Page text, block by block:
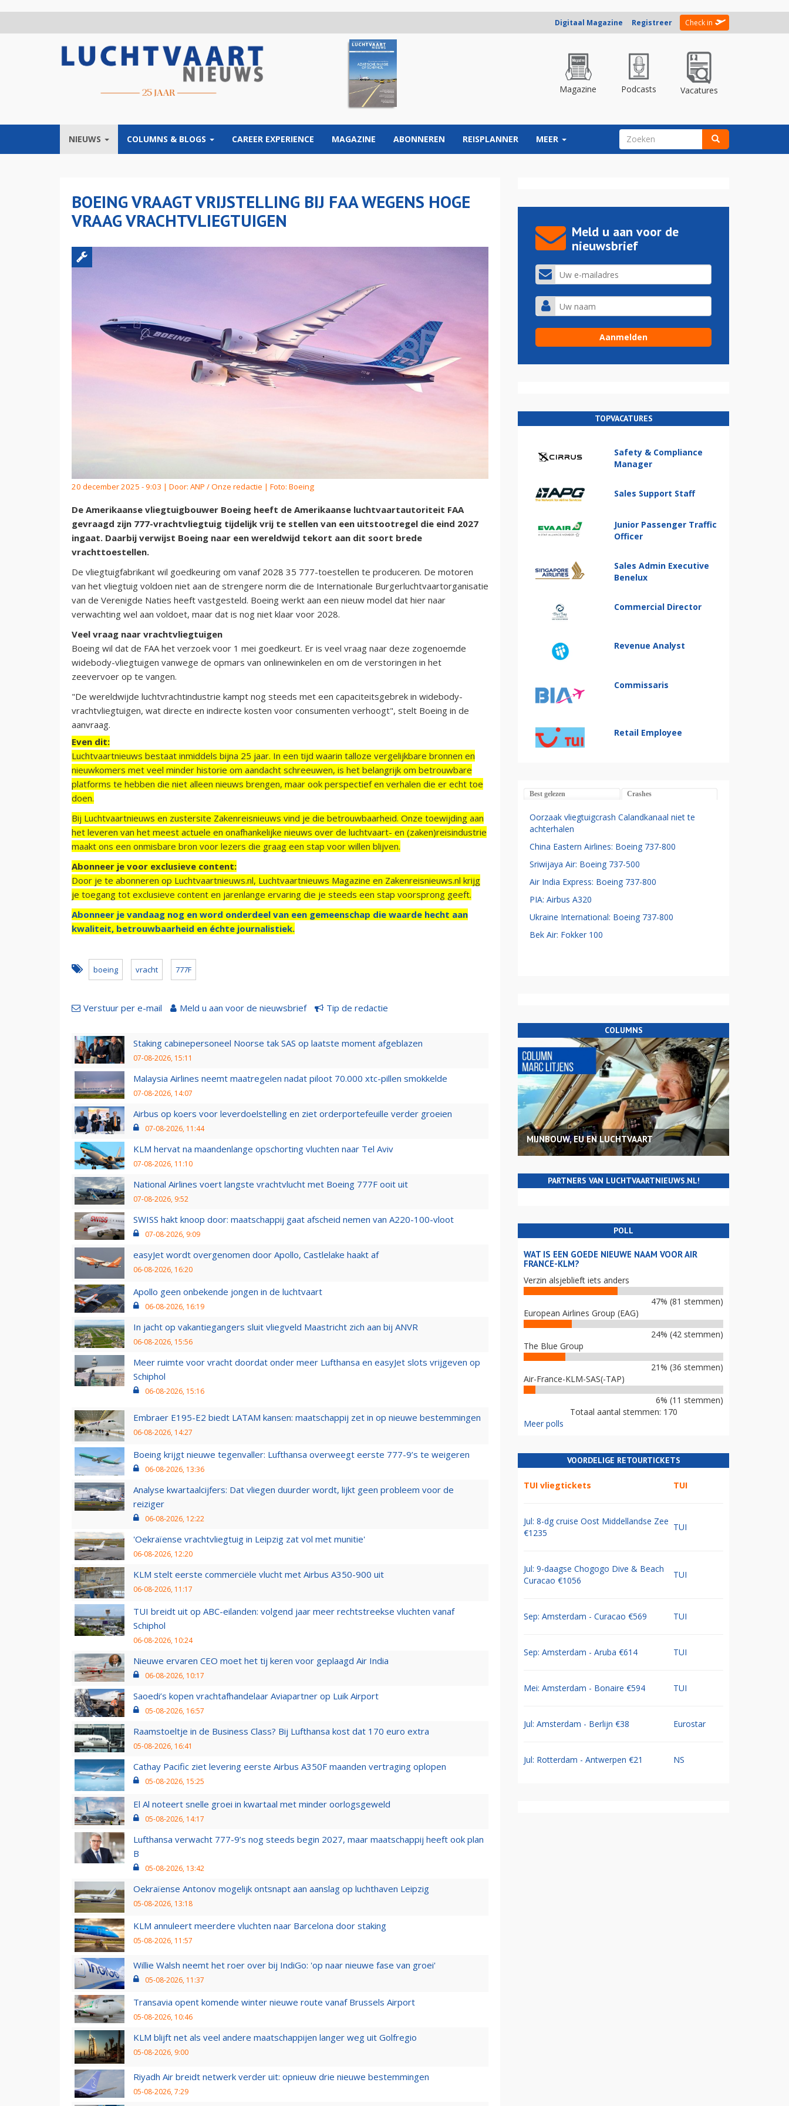
Digitaal Magazine Registreer Check in
Magazine Podcasts Vacatures
NIEUWS COLUMNS & BLOGS CAREER EXPERIENCE MAGAZINE ABONNEREN REISPLANNER MEER ZOEKVELD
BOEING VRAAGT VRIJSTELLING BIJ FAA WEGENS HOGE
VRAAG VRACHTVLIEGTUIGEN
20 december 2025 - 9:03 | Door: ANP / Onze redactie | Foto: Boeing
De Amerikaanse vliegtuigbouwer Boeing heeft de Amerikaanse luchtvaartautoriteit FAA
gevraagd zijn 777-vrachtvliegtuig tijdelijk vrij te stellen van een uitstootregel die eind 2027
ingaat. Daarbij verwijst Boeing naar een wereldwijd tekort aan dit soort brede
vrachttoestellen.
De vliegtuigfabrikant wil goedkeuring om vanaf 2028 35 777-toestellen te produceren. De motoren
van het vliegtuig voldoen niet aan de strengere norm die de Internationale Burgerluchtvaartorganisatie
van de Verenigde Naties heeft vastgesteld. Boeing werkt aan een nieuw model dat hier naar
verwachting wel aan voldoet, maar dat is nog niet klaar voor 2028.
Veel vraag naar vrachtvliegtuigen
Boeing wil dat de FAA het verzoek voor 1 mei goedkeurt. Er is veel vraag naar deze zogenoemde
widebody-vliegtuigen vanwege de opmars van onlinewinkelen en om de verstoringen in het
zeevervoer op te vangen.
"De wereldwijde luchtvrachtindustrie kampt nog steeds met een capaciteitsgebrek in widebody-
vrachtvliegtuigen, wat directe en indirecte kosten voor consumenten verhoogt", stelt Boeing in de
aanvraag.
Even dit:
Luchtvaartnieuws bestaat inmiddels bijna 25 jaar. In een tijd waarin talloze vergelijkbare bronnen en
nieuwkomers met veel minder historie om aandacht schreeuwen, is het belangrijk om betrouwbare
platforms te hebben die niet alleen nieuws brengen, maar ook perspectief en verhalen die er echt toe
doen.
Bij Luchtvaartnieuws en zustersite Zakenreisnieuws vind je die betrouwbaarheid. Onze toewijding aan
het leveren van het meest actuele en onafhankelijke nieuws over de luchtvaart- en (zaken)reisindustrie
maakt ons een onmisbare bron voor lezers die graag een stap voor willen blijven.
Abonneer je voor exclusieve content:
Door je te abonneren op Luchtvaartnieuws.nl, Luchtvaartnieuws Magazine en Zakenreisnieuws.nl krijg
je toegang tot exclusieve content en jarenlange ervaring die je steeds een stap voorsprong geeft.
Abonneer je vandaag nog en word onderdeel van een gemeenschap die waarde hecht aan
kwaliteit, betrouwbaarheid en échte journalistiek.
boeing vracht 777F
Verstuur per e-mail Meld u aan voor de nieuwsbrief Tip de redactie
Staking cabinepersoneel Noorse tak SAS op laatste moment afgeblazen
07-08-2026, 15:11
Malaysia Airlines neemt maatregelen nadat piloot 70.000 xtc-pillen smokkelde
07-08-2026, 14:07
Airbus op koers voor leverdoelstelling en ziet orderportefeuille verder groeien
07-08-2026, 11:44
KLM hervat na maandenlange opschorting vluchten naar Tel Aviv
07-08-2026, 11:10
National Airlines voert langste vrachtvlucht met Boeing 777F ooit uit
07-08-2026, 9:52
SWISS hakt knoop door: maatschappij gaat afscheid nemen van A220-100-vloot
07-08-2026, 9:09
easyJet wordt overgenomen door Apollo, Castlelake haakt af
06-08-2026, 16:20
Apollo geen onbekende jongen in de luchtvaart
06-08-2026, 16:19
In jacht op vakantiegangers sluit vliegveld Maastricht zich aan bij ANVR
06-08-2026, 15:56
Meer ruimte voor vracht doordat onder meer Lufthansa en easyJet slots vrijgeven op
Schiphol
06-08-2026, 15:16
Embraer E195-E2 biedt LATAM kansen: maatschappij zet in op nieuwe bestemmingen
06-08-2026, 14:27
Boeing krijgt nieuwe tegenvaller: Lufthansa overweegt eerste 777-9’s te weigeren
06-08-2026, 13:36
Analyse kwartaalcijfers: Dat vliegen duurder wordt, lijkt geen probleem voor de
reiziger
06-08-2026, 12:22
'Oekraïense vrachtvliegtuig in Leipzig zat vol met munitie'
06-08-2026, 12:20
KLM stelt eerste commerciële vlucht met Airbus A350-900 uit
06-08-2026, 11:17
TUI breidt uit op ABC-eilanden: volgend jaar meer rechtstreekse vluchten vanaf
Schiphol
06-08-2026, 10:24
Nieuwe ervaren CEO moet het tij keren voor geplaagd Air India
06-08-2026, 10:17
Saoedi’s kopen vrachtafhandelaar Aviapartner op Luik Airport
05-08-2026, 16:57
Raamstoeltje in de Business Class? Bij Lufthansa kost dat 170 euro extra
05-08-2026, 16:41
Cathay Pacific ziet levering eerste Airbus A350F maanden vertraging oplopen
05-08-2026, 15:25
El Al noteert snelle groei in kwartaal met minder oorlogsgeweld
05-08-2026, 14:17
Lufthansa verwacht 777-9’s nog steeds begin 2027, maar maatschappij heeft ook plan
B
05-08-2026, 13:42
Oekraïense Antonov mogelijk ontsnapt aan aanslag op luchthaven Leipzig
05-08-2026, 13:18
KLM annuleert meerdere vluchten naar Barcelona door staking
05-08-2026, 11:57
Willie Walsh neemt het roer over bij IndiGo: 'op naar nieuwe fase van groei'
05-08-2026, 11:37
Transavia opent komende winter nieuwe route vanaf Brussels Airport
05-08-2026, 10:46
KLM blijft net als veel andere maatschappijen langer weg uit Golfregio
05-08-2026, 9:00
Riyadh Air breidt netwerk verder uit: opnieuw drie nieuwe bestemmingen
05-08-2026, 7:29
Meld u aan voor de
nieuwsbrief
TOPVACATURES
Safety & Compliance
Manager
Sales Support Staff
Junior Passenger Traffic
Officer
Sales Admin Executive
Benelux
Commercial Director
Revenue Analyst
Commissaris
Retail Employee
Best gelezen Crashes
Oorzaak vliegtuigcrash Calandkanaal niet te
achterhalen
China Eastern Airlines: Boeing 737-800
Sriwijaya Air: Boeing 737-500
Air India Express: Boeing 737-800
PIA: Airbus A320
Ukraine International: Boeing 737-800
Bek Air: Fokker 100
COLUMNS
MIJNBOUW, EU EN LUCHTVAART
PARTNERS VAN LUCHTVAARTNIEUWS.NL!
POLL
WAT IS EEN GOEDE NIEUWE NAAM VOOR AIR
FRANCE-KLM?
Verzin alsjeblieft iets anders
47% (81 stemmen)
European Airlines Group (EAG)
24% (42 stemmen)
The Blue Group
21% (36 stemmen)
Air-France-KLM-SAS(-TAP)
6% (11 stemmen)
Totaal aantal stemmen: 170
Meer polls
VOORDELIGE RETOURTICKETS
TUI vliegtickets TUI
Jul: 8-dg cruise Oost Middellandse Zee
€1235
TUI
Jul: 9-daagse Chogogo Dive & Beach
Curacao €1056
TUI
Sep: Amsterdam - Curacao €569 TUI
Sep: Amsterdam - Aruba €614 TUI
Mei: Amsterdam - Bonaire €594 TUI
Jul: Amsterdam - Berlijn €38 Eurostar
Jul: Rotterdam - Antwerpen €21 NS